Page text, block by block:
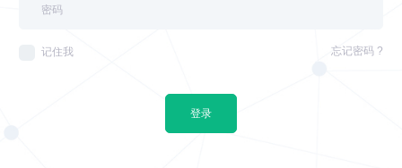
记住我 忘记密码 ?
登录